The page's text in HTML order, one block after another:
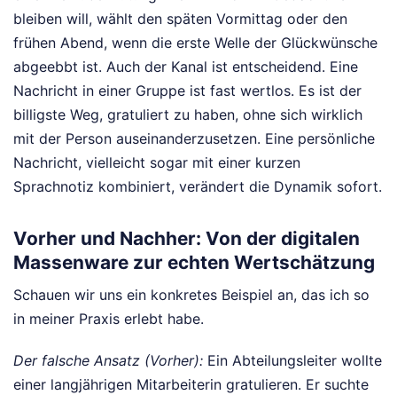
bleiben will, wählt den späten Vormittag oder den
frühen Abend, wenn die erste Welle der Glückwünsche
abgeebbt ist. Auch der Kanal ist entscheidend. Eine
Nachricht in einer Gruppe ist fast wertlos. Es ist der
billigste Weg, gratuliert zu haben, ohne sich wirklich
mit der Person auseinanderzusetzen. Eine persönliche
Nachricht, vielleicht sogar mit einer kurzen
Sprachnotiz kombiniert, verändert die Dynamik sofort.
Vorher und Nachher: Von der digitalen
Massenware zur echten Wertschätzung
Schauen wir uns ein konkretes Beispiel an, das ich so
in meiner Praxis erlebt habe.
Der falsche Ansatz (Vorher): Ein Abteilungsleiter wollte
einer langjährigen Mitarbeiterin gratulieren. Er suchte